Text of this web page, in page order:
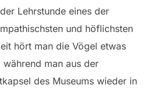
Lehrstunde eines der
und höflichsten
hört man die Vögel etwas
man aus der
des Museums wieder in